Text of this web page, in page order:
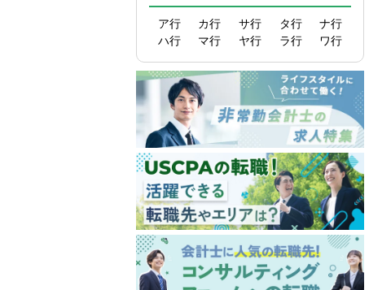
ア行 カ行 サ行 タ行
ナ行
ハ行
マ行 ヤ行 ラ行 ワ行